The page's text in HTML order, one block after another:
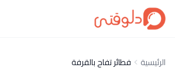
الرئيسية فطائر تفاح بالقرفة